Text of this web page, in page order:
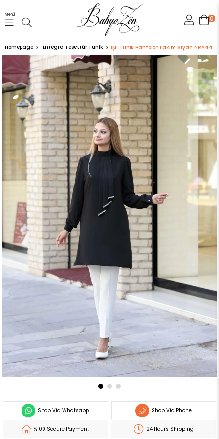
0
Menü
Homepage Entegra Tesettür Tunik Işıl Tunik PantolonTakım Siyah NRA44
Shop Via Whatsapp Shop Via Phone
%100 Secure Payment 24 Hours Shipping